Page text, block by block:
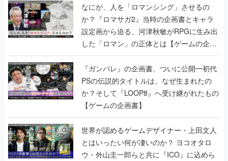
なにが、人を「ロマンシング」させるの
か？『ロマサガ2』当時の企画書とキャラ
設定画から迫る、河津秋敏がRPGに生み出
した「ロマン」の正体とは【ゲームの企画
書】
『ガンパレ』の企画書、ついに公開━初代
PSの伝説的タイトルは、なぜ生まれたの
か？そして『LOOP8』へ受け継がれたもの
【ゲームの企画書】
世界が認めるゲームデザイナー・上田文人
とはいったい何が凄いのか？ ヨコオタロ
ウ・外山圭一郎らと共に『ICO』に込めら